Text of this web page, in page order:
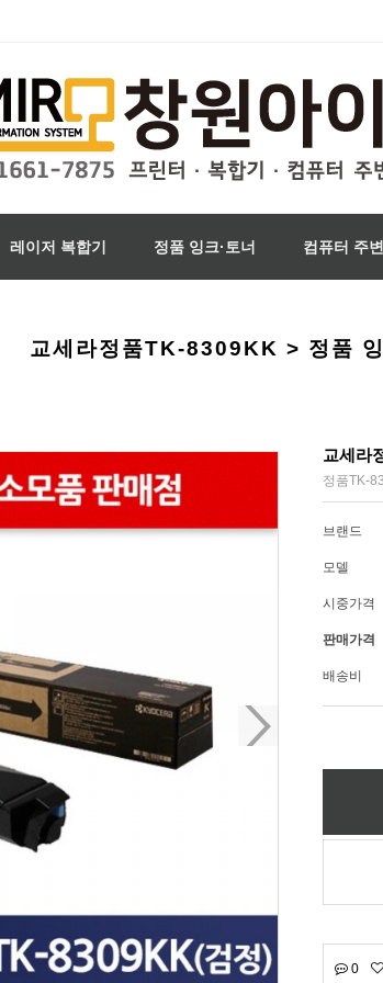
레이저 복합기 정품 잉크·토너 컴퓨터 주변
교세라정품TK-8309KK > 정품 잉
교세라
정품TK-
브랜드
모델
시중가격
판매가격
배송비
0